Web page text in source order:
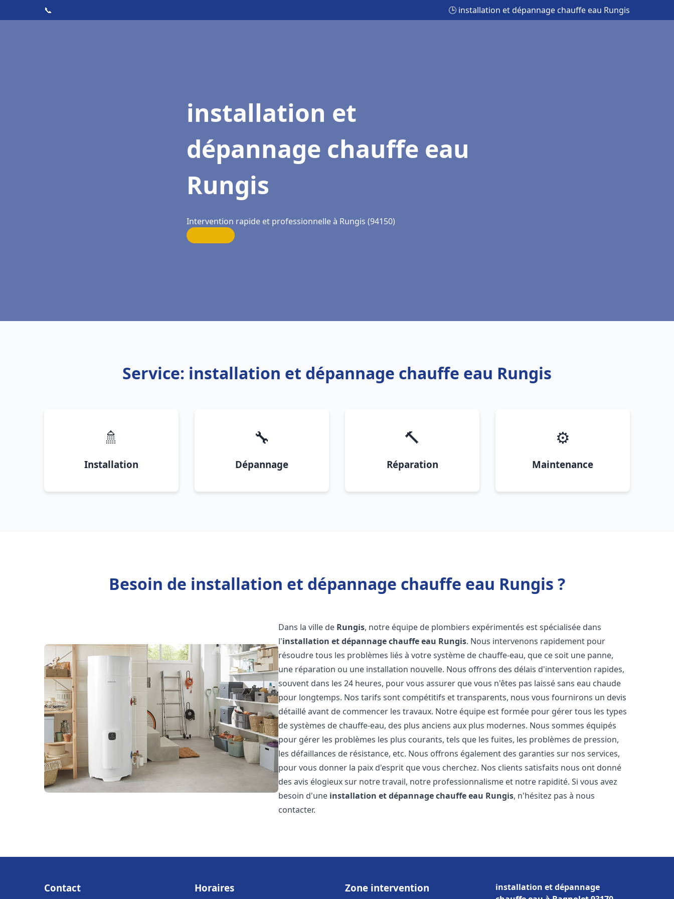
📞 🕒 installation et dépannage chauffe eau Rungis
installation et
dépannage chauffe eau
Rungis
Intervention rapide et professionnelle à Rungis (94150)
Service: installation et dépannage chauffe eau Rungis
🚿
Installation
🔧
Dépannage
🔨
Réparation
⚙️
Maintenance
Besoin de installation et dépannage chauffe eau Rungis ?
Dans la ville de Rungis, notre équipe de plombiers expérimentés est spécialisée dans
l'installation et dépannage chauffe eau Rungis. Nous intervenons rapidement pour
résoudre tous les problèmes liés à votre système de chauffe-eau, que ce soit une panne,
une réparation ou une installation nouvelle. Nous offrons des délais d'intervention rapides,
souvent dans les 24 heures, pour vous assurer que vous n'êtes pas laissé sans eau chaude
pour longtemps. Nos tarifs sont compétitifs et transparents, nous vous fournirons un devis
détaillé avant de commencer les travaux. Notre équipe est formée pour gérer tous les types
de systèmes de chauffe-eau, des plus anciens aux plus modernes. Nous sommes équipés
pour gérer les problèmes les plus courants, tels que les fuites, les problèmes de pression,
les défaillances de résistance, etc. Nous offrons également des garanties sur nos services,
pour vous donner la paix d'esprit que vous cherchez. Nos clients satisfaits nous ont donné
des avis élogieux sur notre travail, notre professionnalisme et notre rapidité. Si vous avez
besoin d'une installation et dépannage chauffe eau Rungis, n'hésitez pas à nous
contacter.
Contact Horaires Zone intervention
installation et dépannage